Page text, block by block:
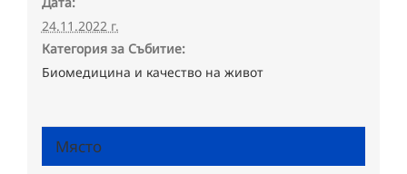
24.11.2022 г.
Категория за Събитие:
Биомедицина и качество на живот
Място